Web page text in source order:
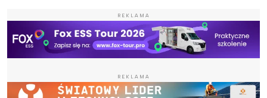
REKLAMA
REKLAMA